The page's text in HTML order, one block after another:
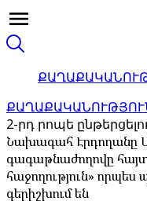
2-րդ րոպե
Նախագահ Էրդողանը
գագաթնաժողովը
հաջողություն»
գերիշխում են